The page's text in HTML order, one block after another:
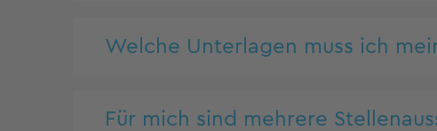
Welche Unterlagen muss ich
Für mich sind mehrere